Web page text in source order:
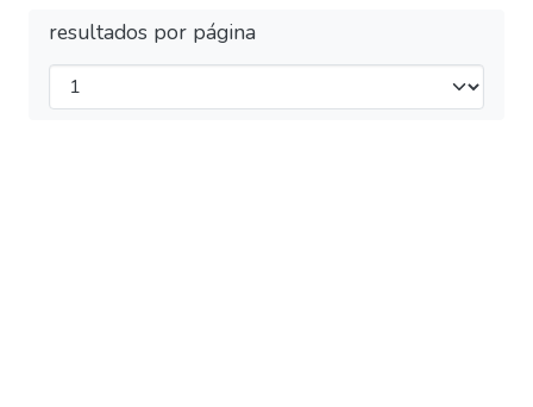
resultados por página